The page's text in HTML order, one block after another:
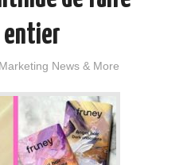
entier
Marketing News & More